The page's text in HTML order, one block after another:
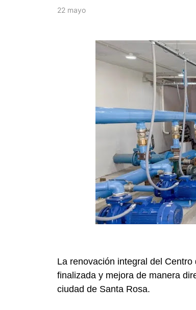
22 mayo
La renovación integral del
finalizada y mejora de manera
ciudad de Santa Rosa.